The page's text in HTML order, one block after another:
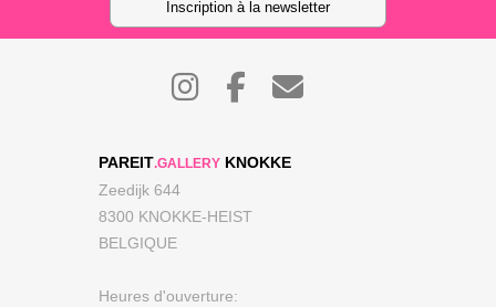
Inscription à la newsletter
PAREIT.GALLERY KNOKKE
Zeedijk 644
8300 KNOKKE-HEIST
BELGIQUE
Heures d'ouverture: